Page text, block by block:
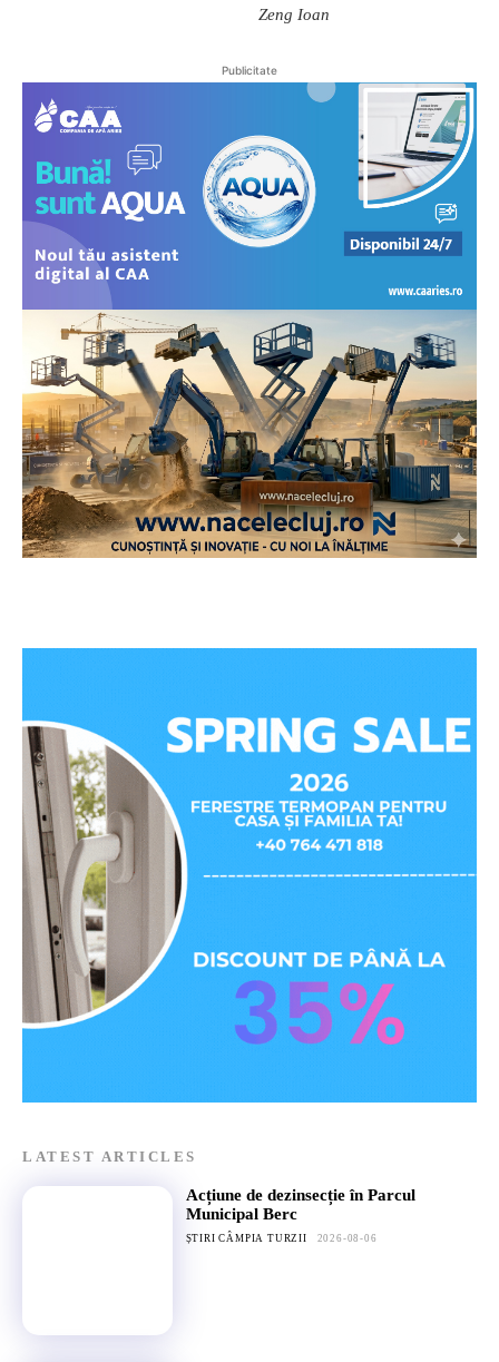
Zeng Ioan
Publicitate
LATEST ARTICLES
Acțiune de dezinsecție în Parcul
Municipal Berc
ȘTIRI CÂMPIA TURZII 2026-08-06